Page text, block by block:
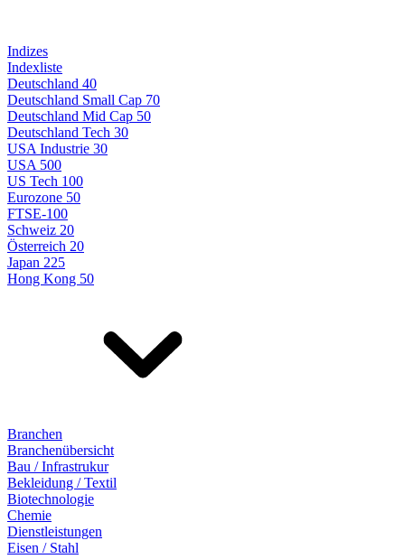
Indizes
Indexliste
Deutschland 40
Deutschland Small Cap 70
Deutschland Mid Cap 50
Deutschland Tech 30
USA Industrie 30
USA 500
US Tech 100
Eurozone 50
FTSE-100
Schweiz 20
Österreich 20
Japan 225
Hong Kong 50
Branchen
Branchenübersicht
Bau / Infrastrukur
Bekleidung / Textil
Biotechnologie
Chemie
Dienstleistungen
Eisen / Stahl